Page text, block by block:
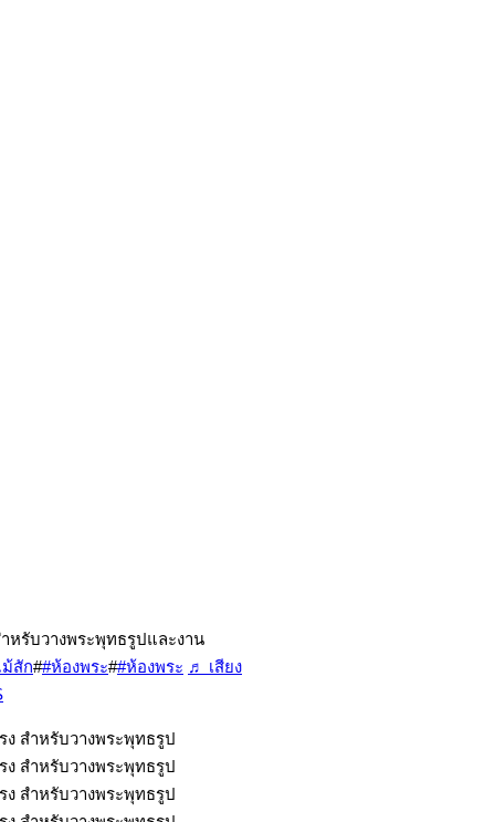
หรับวางพระพุทธรูปและงาน
สัก##ห้องพระ##ห้องพระ ♬ เสียง